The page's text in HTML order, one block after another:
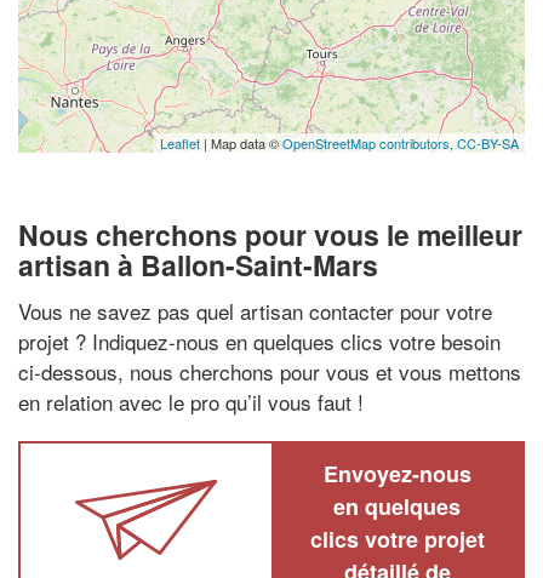
Leaflet | Map data ©OpenStreetMap contributors,CC-BY-SA
Nous cherchons pour vous le meilleur
artisan à Ballon-Saint-Mars
Vous ne savez pas quel artisan contacter pour votre
projet ? Indiquez-nous en quelques clics votre besoin
ci-dessous, nous cherchons pour vous et vous mettons
en relation avec le pro qu’il vous faut !
Envoyez-nous
en quelques
clics votre projet
détaillé de